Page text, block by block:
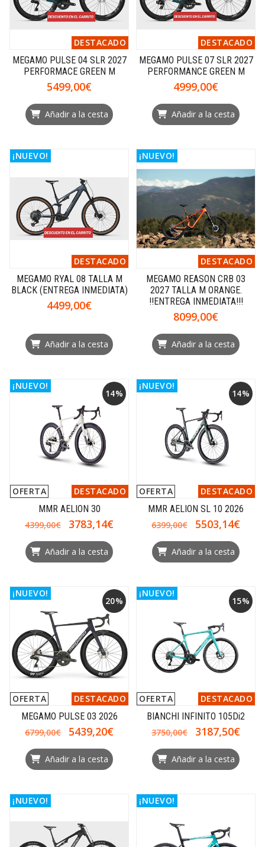
DESTACADO
MEGAMO PULSE 04 SLR 2027
PERFORMACE GREEN M
5499,00€
Añadir a la cesta
DESTACADO
MEGAMO PULSE 07 SLR 2027
PERFORMANCE GREEN M
4999,00€
Añadir a la cesta
DESTACADO
¡NUEVO!
MEGAMO RYAL 08 TALLA M
BLACK (ENTREGA INMEDIATA)
4499,00€
Añadir a la cesta
DESTACADO
¡NUEVO!
MEGAMO REASON CRB 03
2027 TALLA M ORANGE.
!!ENTREGA INMEDIATA!!!
8099,00€
Añadir a la cesta
14%
OFERTA DESTACADO
¡NUEVO!
MMR AELION 30
4399,00€
3783,14€
Añadir a la cesta
14%
OFERTA DESTACADO
¡NUEVO!
MMR AELION SL 10 2026
6399,00€
5503,14€
Añadir a la cesta
20%
OFERTA DESTACADO
¡NUEVO!
MEGAMO PULSE 03 2026
6799,00€
5439,20€
Añadir a la cesta
15%
OFERTA DESTACADO
¡NUEVO!
BIANCHI INFINITO 105Di2
3750,00€
3187,50€
Añadir a la cesta
¡NUEVO! ¡NUEVO!